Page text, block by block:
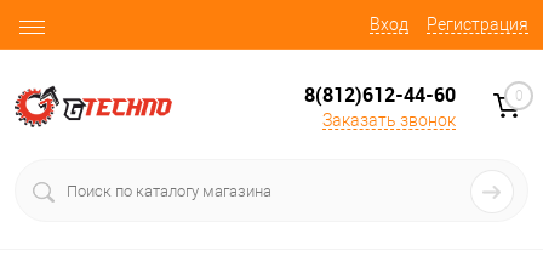
Вход Регистрация
8(812)612-44-60
Заказать звонок
0